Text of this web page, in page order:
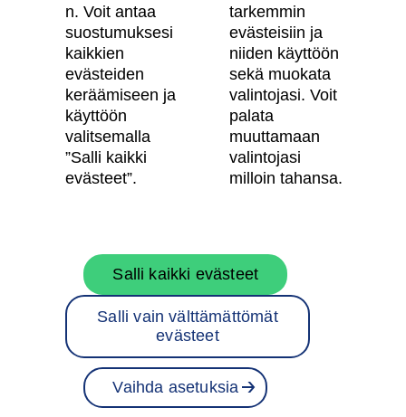
Tietosuojaseloste
Käyttöehdot
Evästeasetukset
Saavutettavuusseloste
Oma Skanska
Tietoa Skanskasta
Töihin meille
Rakentamispalvelut
Skanska Suomessa
Projektit
n. Voit antaa
suostumuksesi
kaikkien
evästeiden
keräämiseen ja
käyttöön
valitsemalla
”Salli kaikki
evästeet”.
tarkemmin
evästeisiin ja
niiden käyttöön
sekä muokata
valintojasi. Voit
palata
muuttamaan
valintojasi
milloin tahansa.
Vaihda asetuksia
Salli vain välttämättömät
evästeet
Salli kaikki evästeet